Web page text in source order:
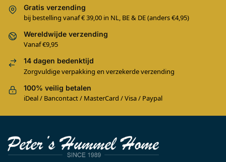
Gratis verzending
bij bestelling vanaf € 39,00 in NL, BE & DE (anders €4,95)
Wereldwijde verzending
Vanaf €9,95
14 dagen bedenktijd
Zorgvuldige verpakking en verzekerde verzending
100% veilig betalen
iDeal / Bancontact / MasterCard / Visa / Paypal